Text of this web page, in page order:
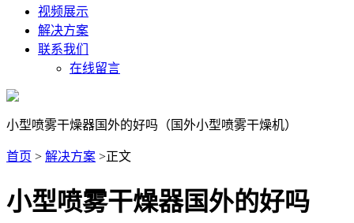
视频展示
解决方案
联系我们
在线留言
小型喷雾干燥器国外的好吗（国外小型喷雾干燥机）
首页 > 解决方案 >正文
小型喷雾干燥器国外的好吗